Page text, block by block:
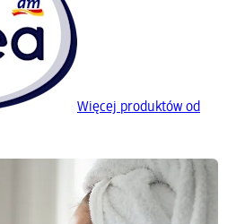
Więcej produktów od